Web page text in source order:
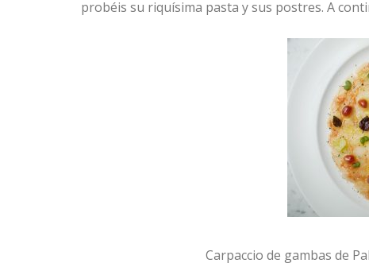
probéis su riquísima pasta y sus postres. A
Carpaccio de gambas de